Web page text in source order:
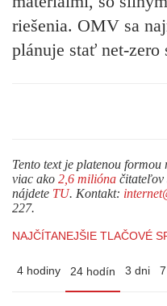
riešenia. OMV sa
plánuje stať net-zero
Tento text je platenou
viac ako 2,6 milióna čitateľov
nájdete TU. Kontakt:
227.
NAJČÍTANEJŠIE TLAČOVÉ
4 hodiny 24 hodín 3 dni